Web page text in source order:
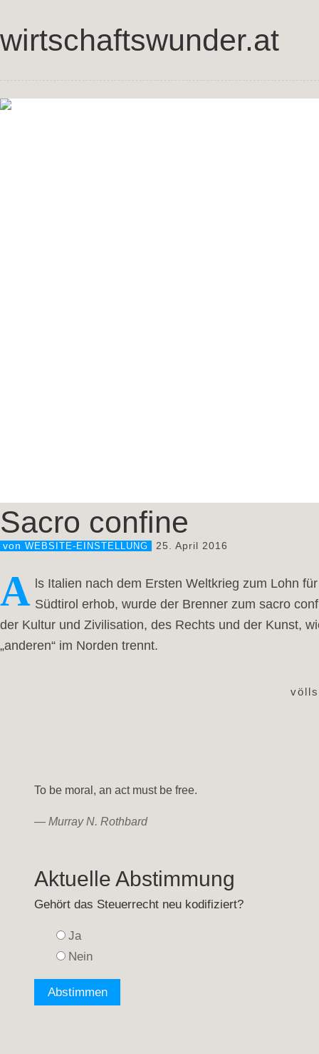
wirtschaftswunder.at
Sacro confine
von WEBSITE-EINSTELLUNG 25. April 2016
A ls Italien nach dem Ersten Weltkrieg zum Lohn
Südtirol erhob, wurde der Brenner zum sacro
der Kultur und Zivilisation, des Rechts und der Kunst,
„anderen“ im Norden trennt.
To be moral, an act must be free.
— Murray N. Rothbard
Aktuelle Abstimmung
Gehört das Steuerrecht neu kodifiziert?
Ja
Nein